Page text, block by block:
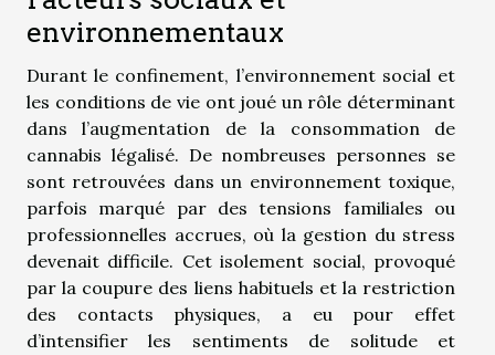
environnementaux
Durant le confinement, l’environnement social et
les conditions de vie ont joué un rôle déterminant
dans l’augmentation de la consommation de
cannabis légalisé. De nombreuses personnes se
sont retrouvées dans un environnement toxique,
parfois marqué par des tensions familiales ou
professionnelles accrues, où la gestion du stress
devenait difficile. Cet isolement social, provoqué
par la coupure des liens habituels et la restriction
des contacts physiques, a eu pour effet
d’intensifier les sentiments de solitude et